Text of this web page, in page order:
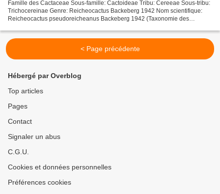
Famille des Cactaceae Sous-famille: Cactoideae Tribu: Cereeae Sous-tribu:
Trichocereinae Genre: Reicheocactus Backeberg 1942 Nom scientifique:
Reicheocactus pseudoreicheanus Backeberg 1942 (Taxonomie des
< Page précédente
Hébergé par Overblog
Top articles
Pages
Contact
Signaler un abus
C.G.U.
Cookies et données personnelles
Préférences cookies